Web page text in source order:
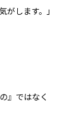
します。」
』ではなく